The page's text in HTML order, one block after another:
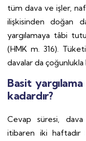
tüm dava ve işler,
ilişkisinden doğan
yargılamaya tâbi
(HMK m. 316).
davalar da çoğunlukla
Basit
kadardır?
Cevap süresi, dava
itibaren iki haftadır